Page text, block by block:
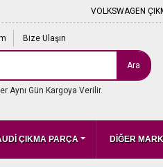
VOLKSWAGEN
Bize Ulaşın
Ara
Aynı Gün Kargoya Verilir.
ÇIKMA PARÇA DİĞER